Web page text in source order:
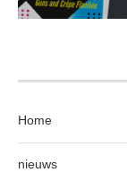
Home
nieuws